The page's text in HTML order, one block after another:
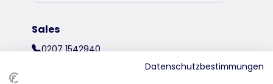
Sales
0207 1542940
Datenschutzbestimmungen